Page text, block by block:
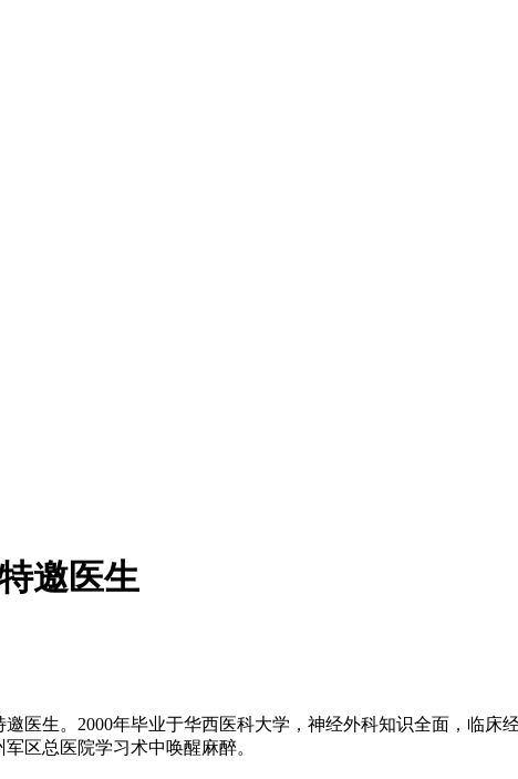
邀医生
医生。2000年毕业于华西医科大学，神经外科知识全面，临床
区总医院学习术中唤醒麻醉。